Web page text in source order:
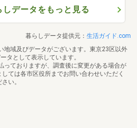
データをもっと見る
暮らしデータ提供元： 生活ガイド.com
地域及びデータがございます。東京23区以外
タとして表示しています。
っておりますが、調査後に変更がある場合が
ては各市区役所までお問い合わせいただく
い。